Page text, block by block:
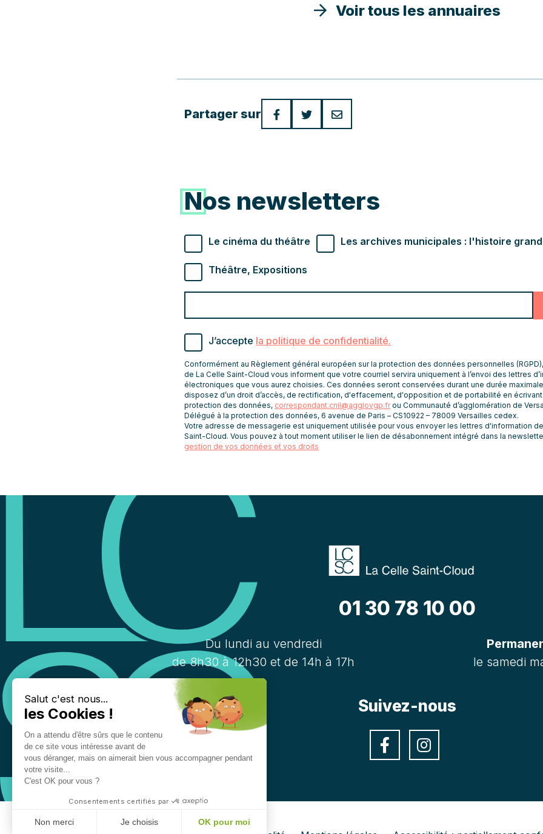
Votre nom
Veuillez indiquer la somme en chiffres
RGPD
J’accepte la
Voir tous les annuaires
Partager sur
Nos newsletters
Types de newsletter souhaités
Le cinéma du théâtre Les archives municipales : l'histoire
Théâtre, Expositions
recevoir
les
newsletters
J’accepte la politique de confidentialité.
Conformément au Règlement général européen sur la protection des données personnelles
de La Celle Saint-Cloud vous informent que votre courriel servira uniquement à l’envoi des lettres
électroniques que vous aurez choisies. Ces données seront conservées durant une durée maximale
disposez d’un droit d’accès, de rectification, d'effacement, d'opposition et de portabilité en écrivant
protection des données, correspondant.cnil@agglovgp.frou Communauté d’agglomération de
Délégué à la protection des données, 6 avenue de Paris – CS10922 – 78009 Versailles cedex.
Votre adresse de messagerie est uniquement utilisée pour vous envoyer les lettres d'information
Saint-Cloud. Vous pouvez à tout moment utiliser le lien de désabonnement intégré dans la
gestion de vos données et vos droits
01 30 78 10 00
Du lundi au vendredi
de 8h30 à 12h30 et de 14h à 17h
le samedi
Suivez-nous
Facebook
Instagram
Salut c'est nous...
les Cookies !
On a attendu d'être sûrs que le contenu
de ce site vous intéresse avant de
vous déranger, mais on aimerait bien vous accompagner pendant
votre visite...
C'est OK pour vous ?
Consentements certifiés par
Non merci Je choisis OK pour moi